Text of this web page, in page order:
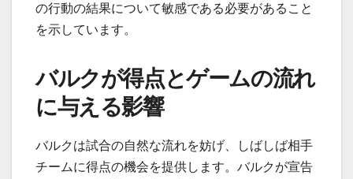
の行動の結果について敏感である必要があること
を示しています。
バルクが得点とゲームの流れ
に与える影響
バルクは試合の自然な流れを妨げ、しばしば相手
チームに得点の機会を提供します。バルクが宣告